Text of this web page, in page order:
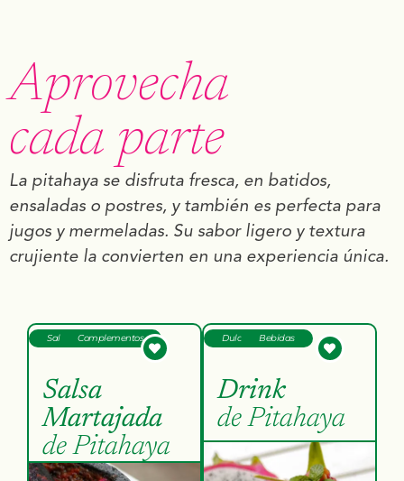
Aprovecha
cada parte
La pitahaya se disfruta fresca, en batidos,
ensaladas o postres, y también es perfecta para
jugos y mermeladas. Su sabor ligero y textura
crujiente la convierten en una experiencia única.
Salsas Complementos
Salsa
Martajada
de Pitahaya
Dulce Bebidas
Drink
de Pitahaya